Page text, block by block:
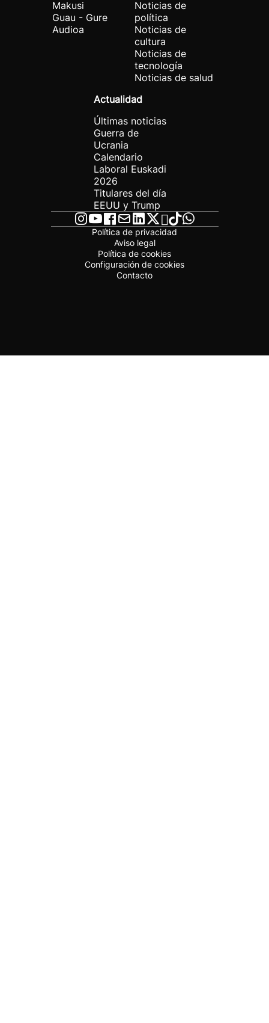
Makusi
Guau - Gure
Audioa
Noticias de
política
Noticias de
cultura
Noticias de
tecnología
Noticias de salud
Actualidad
Últimas noticias
Guerra de
Ucrania
Calendario
Laboral Euskadi
2026
Titulares del día
EEUU y Trump
Política de privacidad
Aviso legal
Política de cookies
Configuración de cookies
Contacto